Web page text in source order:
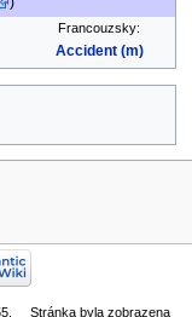
Francouzsky:
Accident (m)
Stránka byla zobrazena